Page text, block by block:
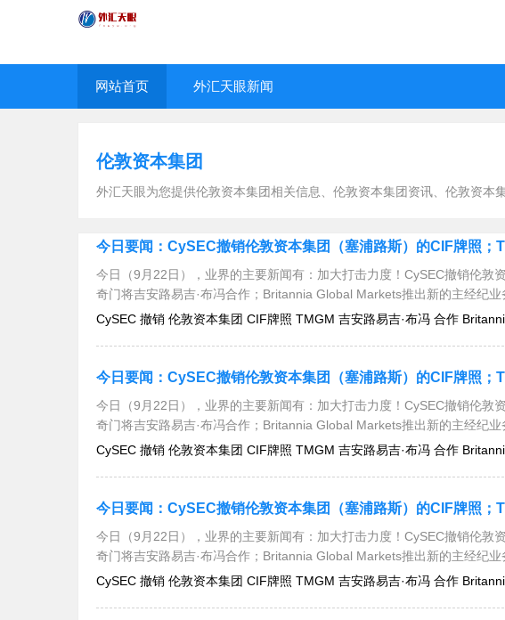
网站首页 外汇天眼新闻
伦敦资本集团
外汇天眼为您提供伦敦资本集团相关信息、伦敦资本集团资讯、伦敦资本
今日（9月22日），业界的主要新闻有：加大打击力度！CySEC撤销伦敦
奇门将吉安路易吉·布冯合作；Britannia Global Markets推出新的主经纪业
CySEC 撤销 伦敦资本集团 CIF牌照 TMGM 吉安路易吉·布冯 合作
今日（9月22日），业界的主要新闻有：加大打击力度！CySEC撤销伦敦
奇门将吉安路易吉·布冯合作；Britannia Global Markets推出新的主经纪业
CySEC 撤销 伦敦资本集团 CIF牌照 TMGM 吉安路易吉·布冯 合作
今日（9月22日），业界的主要新闻有：加大打击力度！CySEC撤销伦敦
奇门将吉安路易吉·布冯合作；Britannia Global Markets推出新的主经纪业
CySEC 撤销 伦敦资本集团 CIF牌照 TMGM 吉安路易吉·布冯 合作